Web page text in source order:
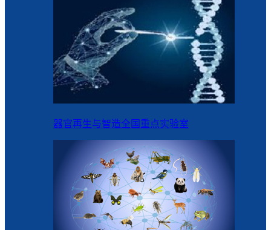
器官再生与智造全国重点实验室